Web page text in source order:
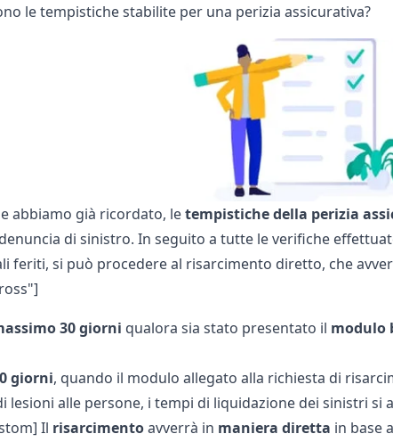
le tempistiche stabilite per una perizia assicurativa?
abbiamo già ricordato, letempistiche della perizia
di sinistro. In seguito a tutte le verifiche
feriti, si può procedere al risarcimento diretto, che
30 giorni qualora sia stato presentato il modulo
giorni, quando il modulo allegato alla richiesta di
lesioni alle persone, i tempi di liquidazione dei sinistri si
Il risarcimentoavverrà in maniera diretta in base